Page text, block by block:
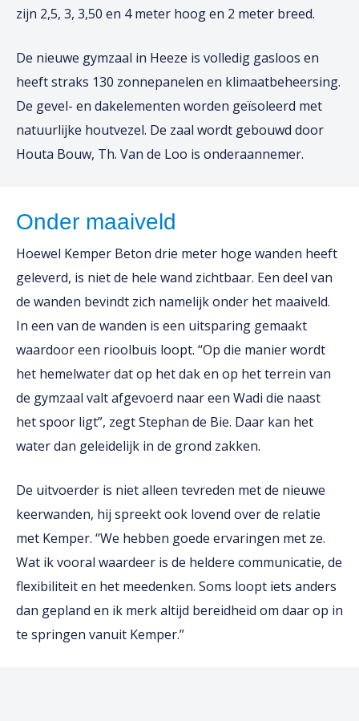
zijn 2,5, 3, 3,50 en 4 meter hoog en 2 meter breed.
De nieuwe gymzaal in Heeze is volledig gasloos en
heeft straks 130 zonnepanelen en klimaatbeheersing.
De gevel- en dakelementen worden geïsoleerd met
natuurlijke houtvezel. De zaal wordt gebouwd door
Houta Bouw, Th. Van de Loo is onderaannemer.
Onder maaiveld
Hoewel Kemper Beton drie meter hoge wanden heeft
geleverd, is niet de hele wand zichtbaar. Een deel van
de wanden bevindt zich namelijk onder het maaiveld.
In een van de wanden is een uitsparing gemaakt
waardoor een rioolbuis loopt. ‘‘Op die manier wordt
het hemelwater dat op het dak en op het terrein van
de gymzaal valt afgevoerd naar een Wadi die naast
het spoor ligt”, zegt Stephan de Bie. Daar kan het
water dan geleidelijk in de grond zakken.
De uitvoerder is niet alleen tevreden met de nieuwe
keerwanden, hij spreekt ook lovend over de relatie
met Kemper. ‘‘We hebben goede ervaringen met ze.
Wat ik vooral waardeer is de heldere communicatie, de
flexibiliteit en het meedenken. Soms loopt iets anders
dan gepland en ik merk altijd bereidheid om daar op in
te springen vanuit Kemper.”